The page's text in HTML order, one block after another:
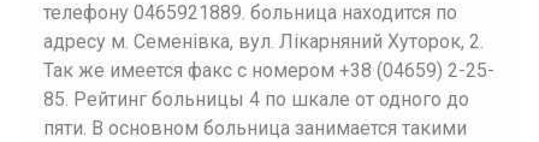
телефону 0465921889. больница находится по
адресу м. Семенівка, вул. Лікарняний Хуторок, 2.
Так же имеется факс с номером +38 (04659) 2-25-
85. Рейтинг больницы 4 по шкале от одного до
пяти. В основном больница занимается такими